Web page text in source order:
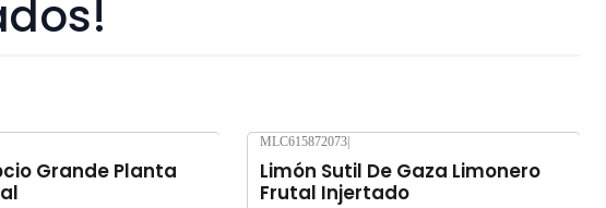
Grande Planta
MLC615872073
Limón Sutil De Gaza Limonero
Frutal Injertado